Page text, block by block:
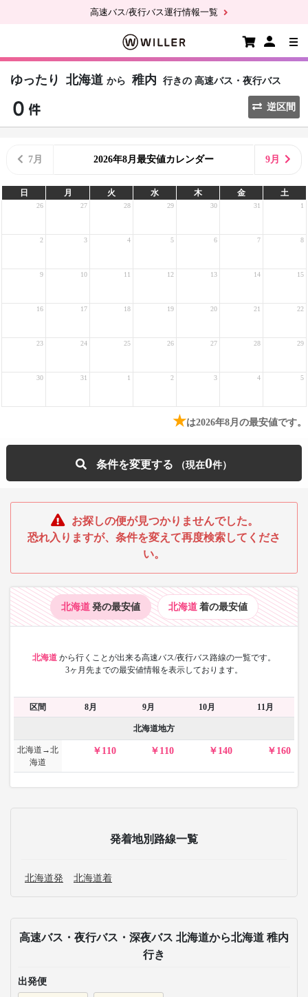
高速バス/夜行バス運行情報一覧
ゆったり 北海道 から 稚内 行きの 高速バス・夜行バス
逆区間
7月 2026年8月最安値カレンダー 9月
日 月 火 水 木 金 土
26 27 28 29 30 31 1
2 3 4 5 6 7 8
9 10 11 12 13 14 15
16 17 18 19 20 21 22
23 24 25 26 27 28 29
30 31 1 2 3 4 5
★は2026年8月の最安値です。
条件を変更する 0
お探しの便が見つかりませんでした。
恐れ入りますが、条件を変えて再度検索してくださ
い。
北海道 発の最安値 北海道 着の最安値
北海道 から行くことが出来る高速バス/夜行バス路線の一覧です。
3ヶ月先までの最安値情報を表示しております。
区間 8月 9月 10月 11月
北海道地方
北海道→北
海道
110 110 140 160
発着地別路線一覧
北海道発 北海道着
高速バス・夜行バス・深夜バス 北海道から北海道 稚内
行き
出発便